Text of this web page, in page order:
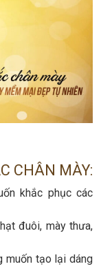
CHÂN MÀY:
khắc phục các
đuôi, mày thưa,
muốn tạo lại dáng